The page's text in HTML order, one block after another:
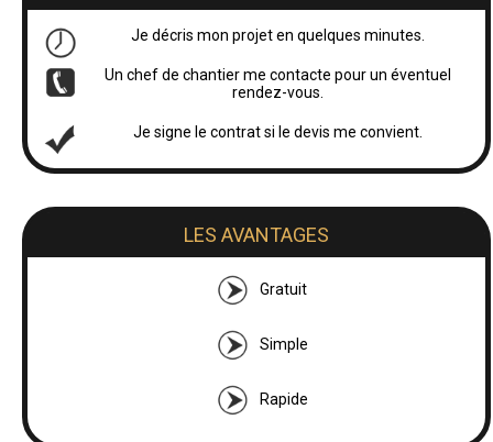
Je décris mon projet en quelques minutes.
Un chef de chantier me contacte pour un éventuel
rendez-vous.
Je signe le contrat si le devis me convient.
LES AVANTAGES
Gratuit
Simple
Rapide